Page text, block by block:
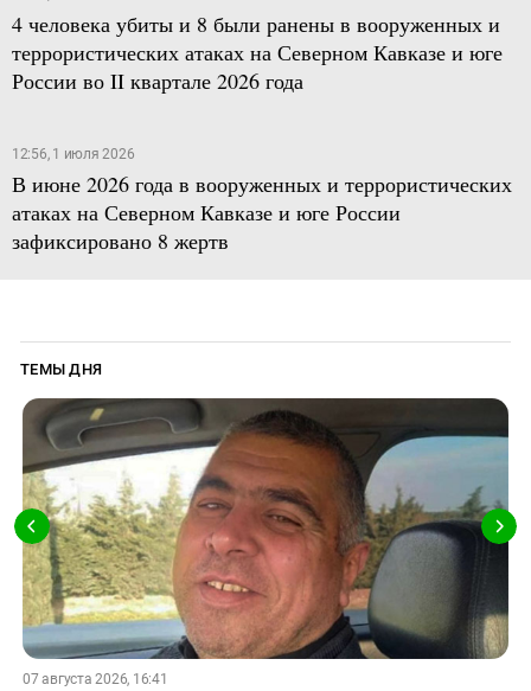
4 человека убиты и 8 были ранены в вооруженных и
террористических атаках на Северном Кавказе и юге
России во II квартале 2026 года
12:56, 1 июля 2026
В июне 2026 года в вооруженных и террористических
атаках на Северном Кавказе и юге России
зафиксировано 8 жертв
ТЕМЫ ДНЯ
07 августа 2026, 16:41